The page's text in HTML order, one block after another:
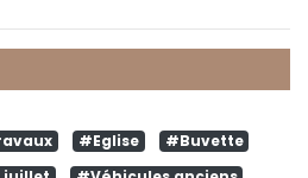
#Eglise
#Buvette